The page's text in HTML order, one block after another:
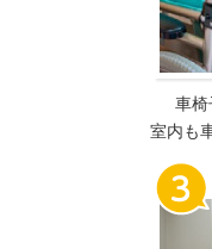
車椅
室内も